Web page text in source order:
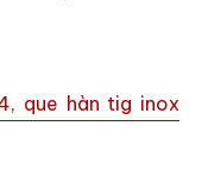
que hàn tig inox